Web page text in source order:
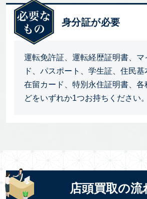
身分証が必要
運転免許証、運転経歴証明書、マ
ド、パスポート、学生証、住民基
在留カード、特別永住証明書、各
どをいずれか1つお持ちください。
店頭買取の流